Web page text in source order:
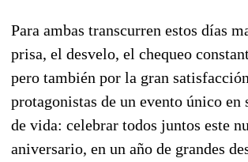
Para ambas transcurren estos días
prisa, el desvelo, el chequeo
pero también por la gran
protagonistas de un evento único en
de vida: celebrar todos juntos este
aniversario, en un año de grandes